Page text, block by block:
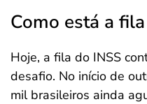
Como está a
Hoje, a fila do INSS
desafio. No início de
mil brasileiros ainda